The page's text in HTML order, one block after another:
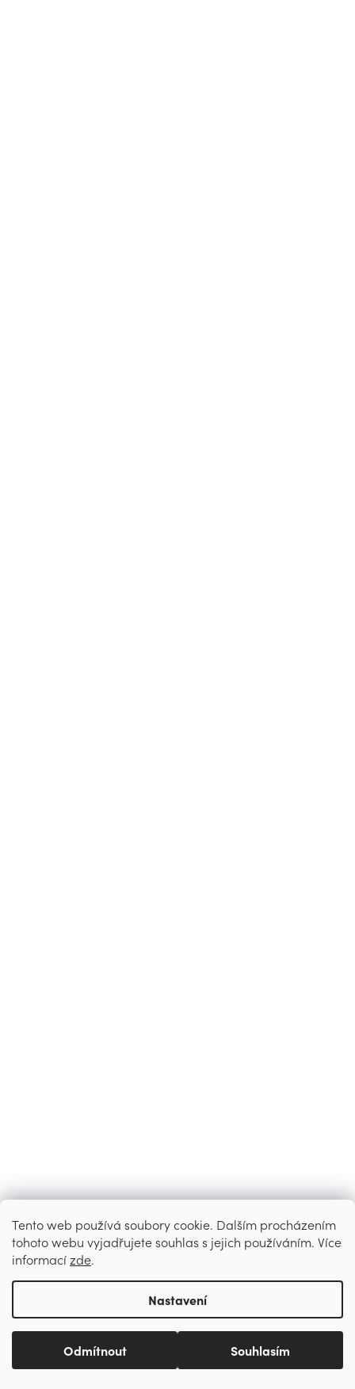
Tento web používá soubory cookie. Dalším procházením
tohoto webu vyjadřujete souhlas s jejich používáním. Více
informacízde.
Nastavení
Odmítnout Souhlasím